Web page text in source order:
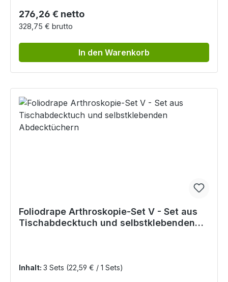
Regulärer Preis:
276,26 € netto
328,75 € brutto
In den Warenkorb
Foliodrape Arthroskopie-Set V - Set aus
Tischabdecktuch und selbstklebenden
Inhalt: 3 Sets (22,59 € / 1 Sets)